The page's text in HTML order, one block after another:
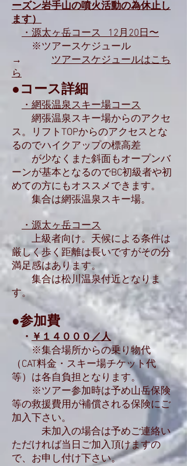
ーズン岩手山の噴火活動の為休止し
ます）
・源太ヶ岳コース12月20日〜
※ツアースケジュール
→ ツアースケジュールはこち
ら
●コース詳細
・網張温泉スキー場コース
網張温泉スキー場からのアクセ
ス。リフトTOPからのアクセスとな
るのでハイクアップの標高差
が少なくまた斜面もオープンバ
ーンが基本となるのでBC初級者や初
めての方にもオススメできます。
集合は網張温泉スキー場。
・源太ヶ岳コース
上級者向け。天候による条件は
厳しく歩く距離は長いですがその分
満足感はあります。
集合は松川温泉付近となりま
す。
●参加費
・ ￥１４０００／人
※集合場所からの乗り物代
（CAT料金・スキー場チケット代
等）は各自負担となります。
※ツアー参加時は予め山岳保険
等の救援費用が補償される保険にご
加入下さい。
未加入の場合は予めご連絡い
ただければ当日ご加入頂けますの
で、お申し付け下さい。